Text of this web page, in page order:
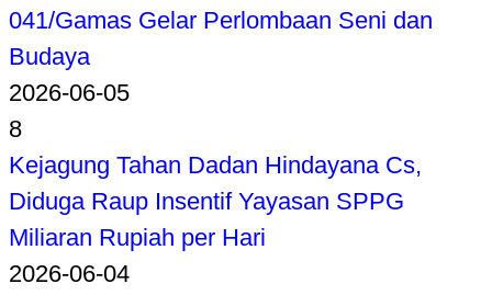
041/Gamas Gelar Perlombaan Seni dan
Budaya
2026-06-05
8
Kejagung Tahan Dadan Hindayana Cs,
Diduga Raup Insentif Yayasan SPPG
Miliaran Rupiah per Hari
2026-06-04